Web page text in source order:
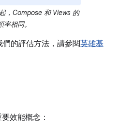
，Compose 和 Views 的
率相同。
的評估方法，請參閱英雄基
效能概念：